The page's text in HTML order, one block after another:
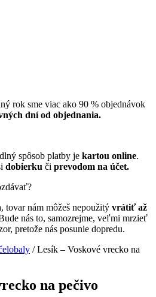
rok sme viac ako 90 % objednávok
dní od objednania.
spôsob platby je kartou online.
dobierku či prevodom na účet.
tovar nám môžeš nepoužitý vrátiť až
nás to, samozrejme, veľmi mrzieť
pretože nás posunie dopredu.
/ Lesík – Voskové vrecko na
na pečivo